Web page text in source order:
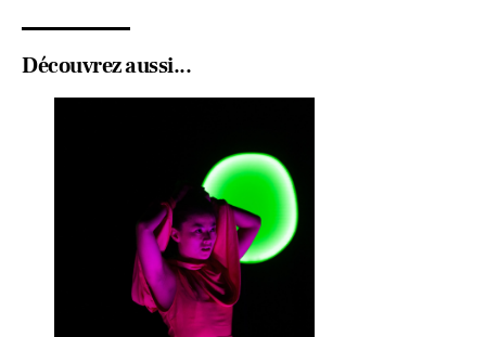
Découvrez aussi...